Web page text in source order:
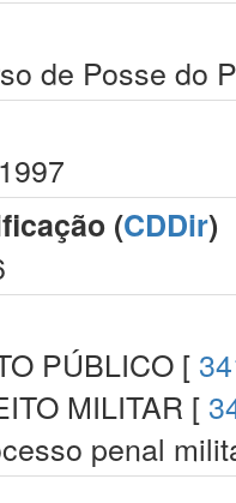
de Posse do
(CDDir)
PÚBLICO [
MILITAR [
penal